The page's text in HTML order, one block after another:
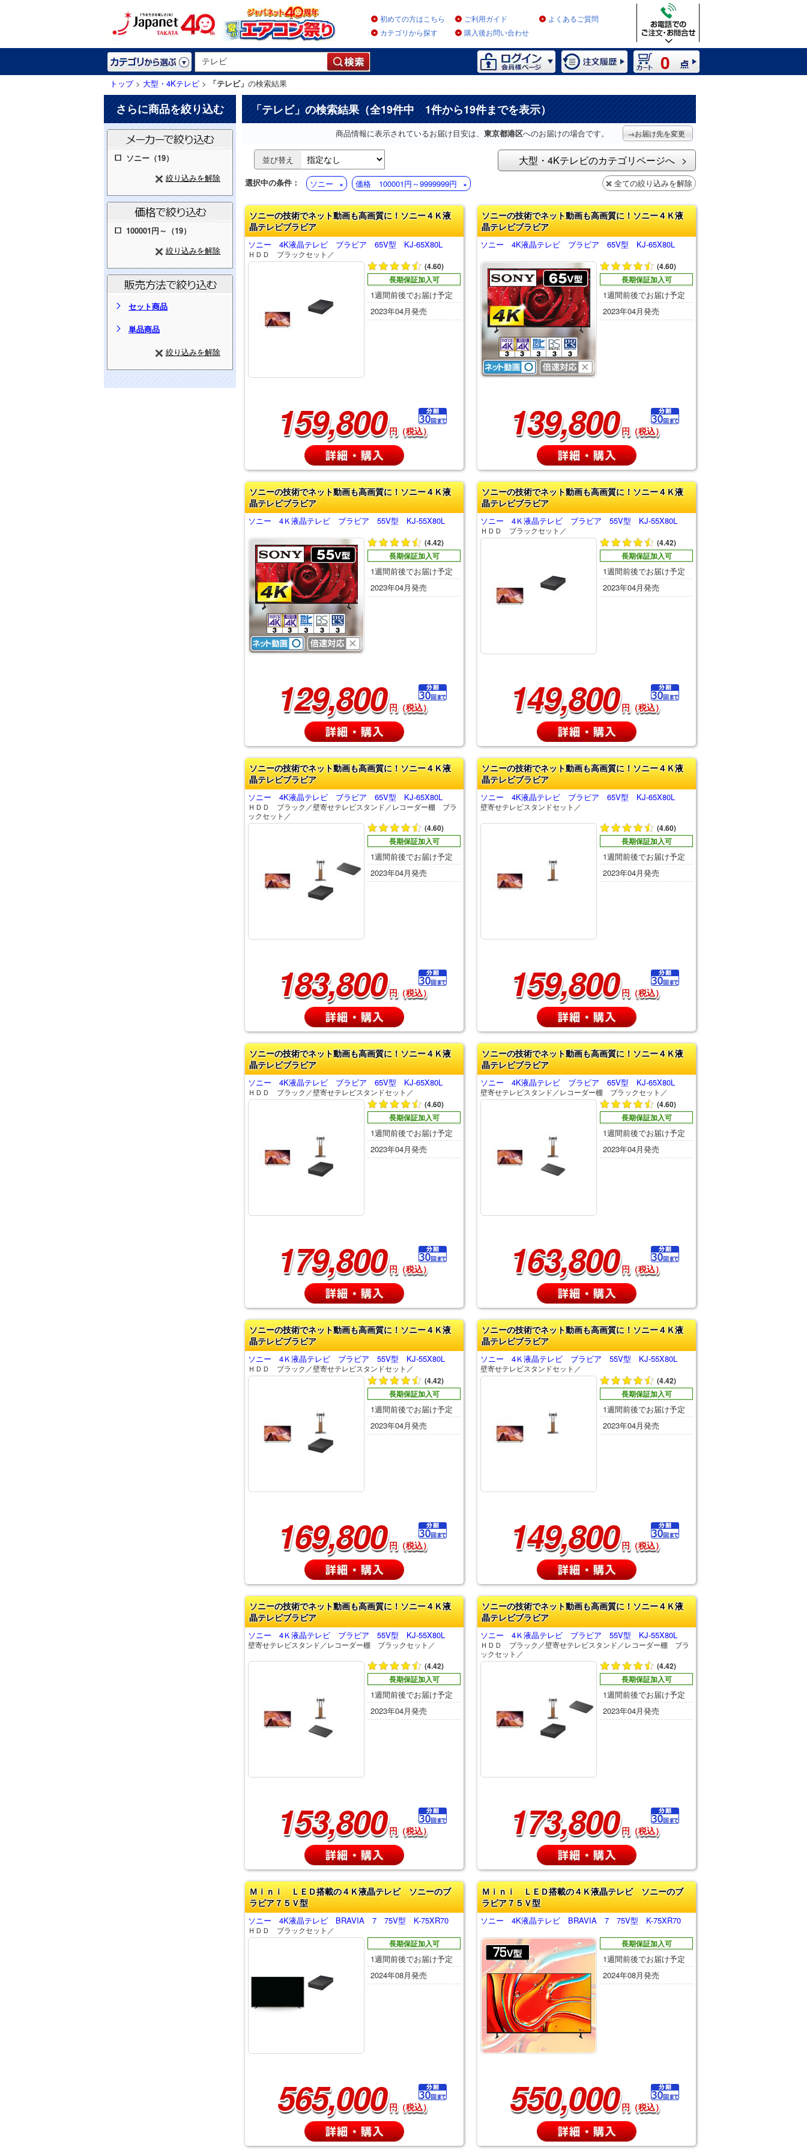
初めての方はこちら ご利用ガイド
よくあるご質問
カテゴリから探す
購入後お問い合わせ
0
トップ> 大型・4Kテレビ > 「テレビ」 の検索結果
さらに商品を絞り込む
ソニー（19）
絞り込みを解除
100001円～（19）
絞り込みを解除
セット商品
単品商品
絞り込みを解除
「テレビ」の検索結果（全19件中 1件から19件までを表示）
商品情報に表示されているお届け目安は、 東京都港区へのお届けの場合です。 →お届け先を変更
並び替え 大型・4Kテレビのカテゴリページへ
選択中の条件： ソニー 価格 100001円～9999999円 全ての絞り込みを解除
ソニーの技術でネット動画も高画質に！ソニー４Ｋ液
晶テレビブラビア
ソニー 4K液晶テレビ ブラビア 65V型 KJ-65X80L
ＨＤＤ ブラックセット／
(4.60)
長期保証加入可
1週間前後でお届け予定
2023年04月発売
159,800 円（税込）
ソニーの技術でネット動画も高画質に！ソニー４Ｋ液
晶テレビブラビア
ソニー 4K液晶テレビ ブラビア 65V型 KJ-65X80L
(4.60)
長期保証加入可
1週間前後でお届け予定
2023年04月発売
139,800 円（税込）
ソニーの技術でネット動画も高画質に！ソニー４Ｋ液
晶テレビブラビア
ソニー 4Ｋ液晶テレビ ブラビア 55V型 KJ-55X80L
(4.42)
長期保証加入可
1週間前後でお届け予定
2023年04月発売
129,800 円（税込）
ソニーの技術でネット動画も高画質に！ソニー４Ｋ液
晶テレビブラビア
ソニー 4Ｋ液晶テレビ ブラビア 55V型 KJ-55X80L
ＨＤＤ ブラックセット／
(4.42)
長期保証加入可
1週間前後でお届け予定
2023年04月発売
149,800 円（税込）
ソニーの技術でネット動画も高画質に！ソニー４Ｋ液
晶テレビブラビア
ソニー 4K液晶テレビ ブラビア 65V型 KJ-65X80L
ＨＤＤ ブラック／壁寄せテレビスタンド／レコーダー棚 ブラ
ックセット／
(4.60)
長期保証加入可
1週間前後でお届け予定
2023年04月発売
183,800 円（税込）
ソニーの技術でネット動画も高画質に！ソニー４Ｋ液
晶テレビブラビア
ソニー 4K液晶テレビ ブラビア 65V型 KJ-65X80L
壁寄せテレビスタンドセット／
(4.60)
長期保証加入可
1週間前後でお届け予定
2023年04月発売
159,800 円（税込）
ソニーの技術でネット動画も高画質に！ソニー４Ｋ液
晶テレビブラビア
ソニー 4K液晶テレビ ブラビア 65V型 KJ-65X80L
ＨＤＤ ブラック／壁寄せテレビスタンドセット／
(4.60)
長期保証加入可
1週間前後でお届け予定
2023年04月発売
179,800 円（税込）
ソニーの技術でネット動画も高画質に！ソニー４Ｋ液
晶テレビブラビア
ソニー 4K液晶テレビ ブラビア 65V型 KJ-65X80L
壁寄せテレビスタンド／レコーダー棚 ブラックセット／
(4.60)
長期保証加入可
1週間前後でお届け予定
2023年04月発売
163,800 円（税込）
ソニーの技術でネット動画も高画質に！ソニー４Ｋ液
晶テレビブラビア
ソニー 4Ｋ液晶テレビ ブラビア 55V型 KJ-55X80L
ＨＤＤ ブラック／壁寄せテレビスタンドセット／
(4.42)
長期保証加入可
1週間前後でお届け予定
2023年04月発売
169,800 円（税込）
ソニーの技術でネット動画も高画質に！ソニー４Ｋ液
晶テレビブラビア
ソニー 4Ｋ液晶テレビ ブラビア 55V型 KJ-55X80L
壁寄せテレビスタンドセット／
(4.42)
長期保証加入可
1週間前後でお届け予定
2023年04月発売
149,800 円（税込）
ソニーの技術でネット動画も高画質に！ソニー４Ｋ液
晶テレビブラビア
ソニー 4Ｋ液晶テレビ ブラビア 55V型 KJ-55X80L
壁寄せテレビスタンド／レコーダー棚 ブラックセット／
(4.42)
長期保証加入可
1週間前後でお届け予定
2023年04月発売
153,800 円（税込）
ソニーの技術でネット動画も高画質に！ソニー４Ｋ液
晶テレビブラビア
ソニー 4Ｋ液晶テレビ ブラビア 55V型 KJ-55X80L
ＨＤＤ ブラック／壁寄せテレビスタンド／レコーダー棚 ブラ
ックセット／
(4.42)
長期保証加入可
1週間前後でお届け予定
2023年04月発売
173,800 円（税込）
Ｍｉｎｉ ＬＥＤ搭載の４Ｋ液晶テレビ ソニーのブ
ラビア７５Ｖ型
ソニー 4K液晶テレビ BRAVIA 7 75V型 K-75XR70
ＨＤＤ ブラックセット／
長期保証加入可
1週間前後でお届け予定
2024年08月発売
565,000 円（税込）
Ｍｉｎｉ ＬＥＤ搭載の４Ｋ液晶テレビ ソニーのブ
ラビア７５Ｖ型
ソニー 4K液晶テレビ BRAVIA 7 75V型 K-75XR70
長期保証加入可
1週間前後でお届け予定
2024年08月発売
550,000 円（税込）